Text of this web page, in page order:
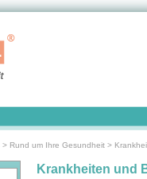
> Rund um Ihre Gesundheit >
Krankheiten und